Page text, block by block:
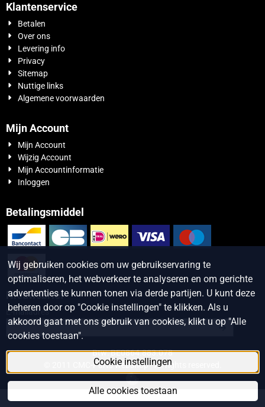
Klantenservice
Betalen
Over ons
Levering info
Privacy
Sitemap
Nuttige links
Algemene voorwaarden
Mijn Account
Mijn Account
Wijzig Account
Mijn Accountinformatie
Inloggen
Betalingsmiddel
Nieuwsbrief
E-mailadresVul je e-mailadres in voor de nieuwsbrief
Btw: BE0864.883.078
© 2011 CMC-Parts webshop - All rights reserved.
Wij gebruiken cookies om uw gebruikservaring te
optimaliseren, het webverkeer te analyseren en om gerichte
advertenties te kunnen tonen via derde partijen. U kunt deze
beheren door op "Cookie instellingen" te klikken. Als u
akkoord gaat met ons gebruik van cookies, klikt u op "Alle
cookies toestaan".
Cookie instellingen
Alle cookies toestaan